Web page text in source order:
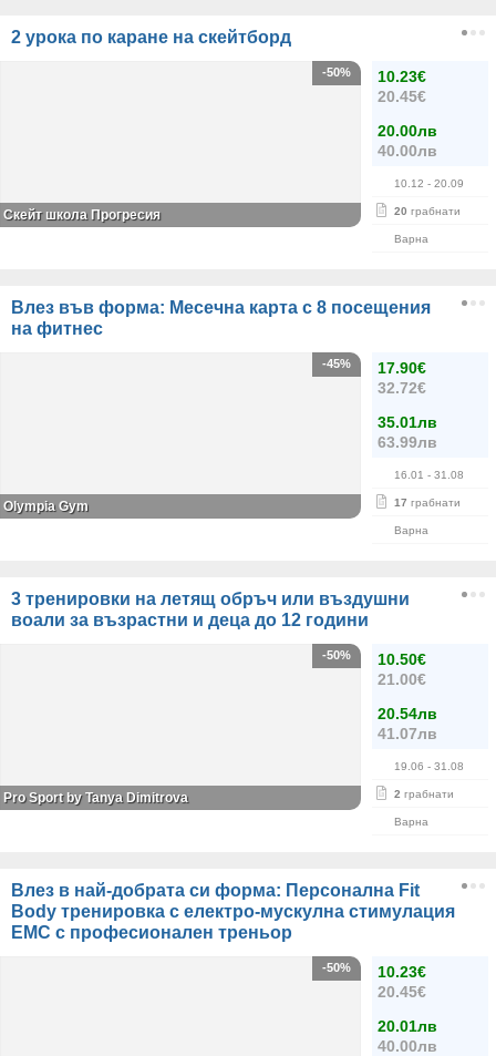
2 урока по каране на скейтборд
10.23€
20.45€
20.00лв
40.00лв
10.12 - 20.09
20 грабнати
Варна
-50%
Скейт школа Прогресия
Влез във форма: Месечна карта с 8 посещения
на фитнес
17.90€
32.72€
35.01лв
63.99лв
16.01 - 31.08
17 грабнати
Варна
-45%
Olympia Gym
3 тренировки на летящ обръч или въздушни
воали за възрастни и деца до 12 години
10.50€
21.00€
20.54лв
41.07лв
19.06 - 31.08
2 грабнати
Варна
-50%
Pro Sport by Tanya Dimitrova
Влез в най-добрата си форма: Персонална Fit
Body тренировка с електро-мускулна стимулация
ЕМС с професионален треньор
10.23€
20.45€
20.01лв
40.00лв
-50%